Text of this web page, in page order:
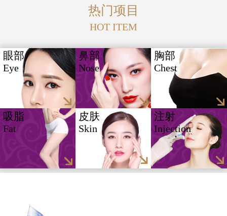
热门项目
HOT ITEM
眼部
Eye
鼻部
Nose
胸部
Chest
吸脂
Fat
皮肤
Skin
注射
Injection